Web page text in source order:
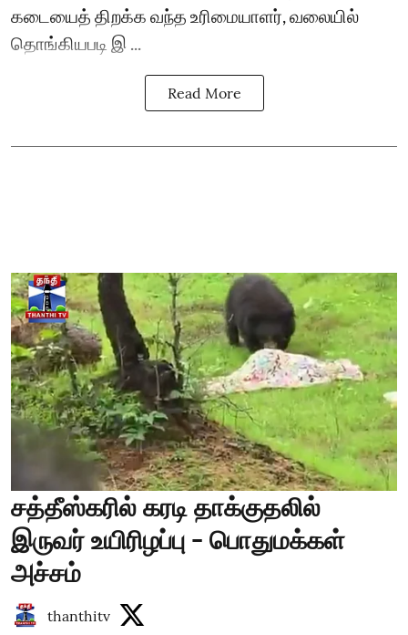
கடையைத் திறக்க வந்த உரிமையாளர், வலையில்
தொங்கியபடி இ ...
Read More
சத்தீஸ்கரில் கரடி தாக்குதலில்
இருவர் உயிரிழப்பு - பொதுமக்கள்
அச்சம்
thanthitv